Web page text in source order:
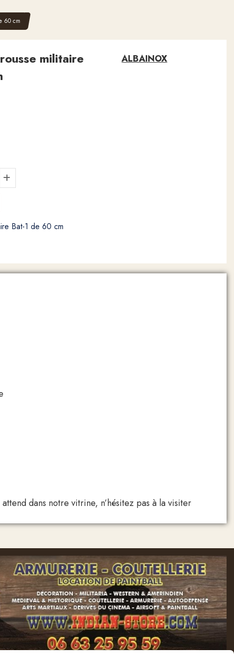
60 cm
militaire
ALBAINOX
Bat-1 de 60 cm
dans notre vitrine, n’hésitez pas à la visiter